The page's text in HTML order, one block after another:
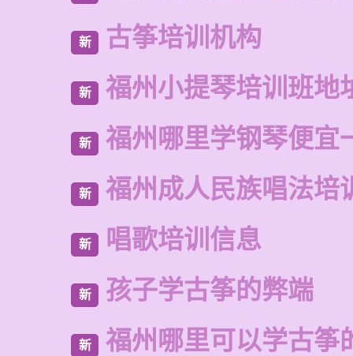
新 古筝培训机构
新 福州小提琴培训班地
新 福州哪里学钢琴便宜
新 福州成人民族唱法培
新 唱歌培训信息
新 孩子学古筝的弊端
新 福州哪里可以学古筝